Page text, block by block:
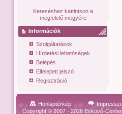
Kereséshez kattintson a
megfelelő megyére
Információk
Szolgáltatások
Hírdetési lehetőségek
Belépés
Elfelejtett jelszó
Regisztráció
Honlaptérkép
Copyright © 2007 - 2026 Esküvő-